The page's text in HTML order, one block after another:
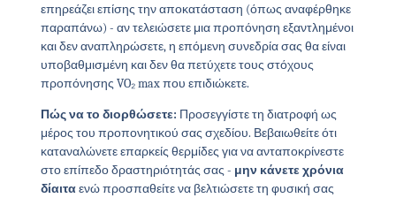
επηρεάζει επίσης την αποκατάσταση (όπως αναφέρθηκε
παραπάνω) - αν τελειώσετε μια προπόνηση εξαντλημένοι
και δεν αναπληρώσετε, η επόμενη συνεδρία σας θα είναι
υποβαθμισμένη και δεν θα πετύχετε τους στόχους
προπόνησης VO₂ max που επιδιώκετε.
Πώς να το διορθώσετε: Προσεγγίστε τη διατροφή ως
μέρος του προπονητικού σας σχεδίου. Βεβαιωθείτε ότι
καταναλώνετε επαρκείς θερμίδες για να ανταποκρίνεστε
στο επίπεδο δραστηριότητάς σας - μην κάνετε χρόνια
δίαιταενώ προσπαθείτε να βελτιώσετε τη φυσική σας